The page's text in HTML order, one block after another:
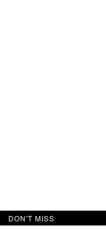
DON'T MISS